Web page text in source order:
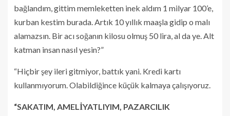
bağlandım, gittim memleketten inek aldım 1 milyar 100’e,
kurban kestim burada. Artık 10 yıllık maaşla gidip o malı
alamazsın. Bir acı soğanın kilosu olmuş 50 lira, al da ye. Alt
katman insan nasıl yesin?”
“Hiçbir şey ileri gitmiyor, battık yani. Kredi kartı
kullanmıyorum. Olabildiğince küçük kalmaya çalışıyoruz.
“SAKATIM, AMELİYATLIYIM, PAZARCILIK